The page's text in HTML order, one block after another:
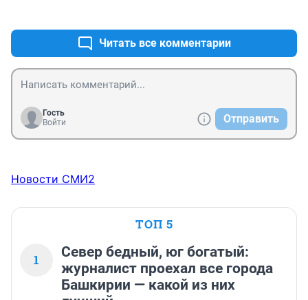
Читать все комментарии
Гость
Войти
Отправить
Новости СМИ2
ТОП 5
1
Север бедный, юг богатый:
журналист проехал все города
Башкирии — какой из них